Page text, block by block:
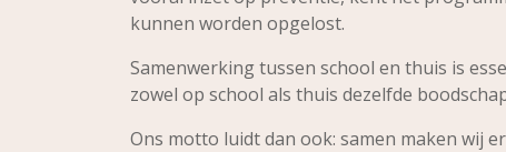
kunnen worden opgelost.
Samenwerking tussen school en thuis is
zowel op school als thuis dezelfde
Ons motto luidt dan ook: samen maken wij